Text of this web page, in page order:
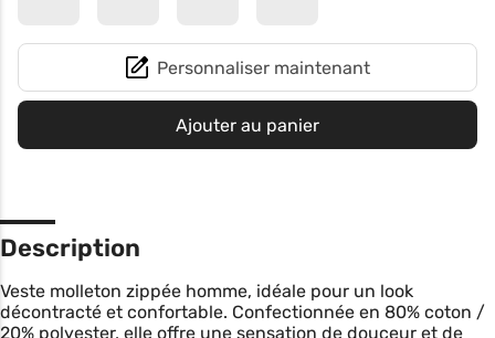
Personnaliser maintenant
Ajouter au panier
Description
Veste molleton zippée homme, idéale pour un look
décontracté et confortable. Confectionnée en 80% coton /
20% polyester, elle offre une sensation de douceur et de